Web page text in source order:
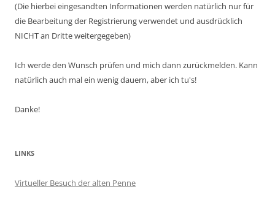
(Die hierbei eingesandten Informationen werden natürlich nur für
die Bearbeitung der Registrierung verwendet und ausdrücklich
NICHT an Dritte weitergegeben)
Ich werde den Wunsch prüfen und mich dann zurückmelden. Kann
natürlich auch mal ein wenig dauern, aber ich tu's!
Danke!
LINKS
Virtueller Besuch der alten Penne